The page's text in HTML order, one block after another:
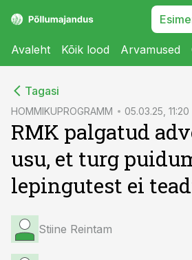
Avaleht Kõik lood Arvamused
Tagasi
HOMMIKUPROGRAMM 05.03.25, 11:20
RMK palgatud
usu, et turg
lepingutest ei
Stiine Reintam